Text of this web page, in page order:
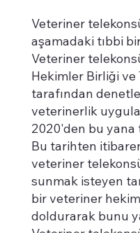
Veteriner
aşamadaki tıbbi
Veteriner
Hekimler Birliği ve
tarafından
veterinerlik
2020'den bu yana
Bu tarihten
veteriner
sunmak isteyen
bir veteriner
doldurarak bunu